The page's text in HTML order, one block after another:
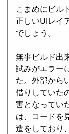
こまめにビル
正しいUIレイ
でしょう。
無事ビルド出
試みがエラー
た。外部から
借りしていた
害となってい
は、コードを
造をしており